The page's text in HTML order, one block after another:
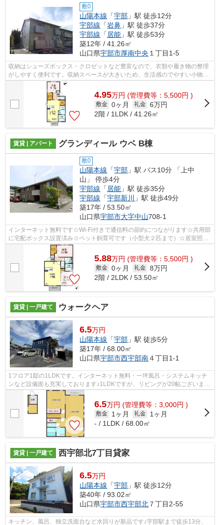
敷0
山陽本線 「宇部 」駅 徒歩12分
宇部線 「岩鼻 」駅 徒歩37分
宇部線 「居能 」駅 徒歩53分
築12年 / 41.26㎡
山口県宇部市厚南中央 １丁目1-5
収納はシューズボックス・クロゼットなど豊富なので、衣類や履き物の整理
がしやすく便利です。収納スペースが大きいため、生活感のでやすい小物類
もすっきりと隠して収納できる洗面化...
4.95万円 (管理費等：5,500円 )
敷金 0ヶ月 礼金 6万円
2階 / 1LDK / 41.26㎡
賃貸 | アパート グランディール ウベ B棟
敷0
山陽本線 「宇部 」駅 バス10分 「上中
山」 停歩4分
宇部線 「 居能 」駅 徒歩35分
宇部線 「宇部新川
」駅 徒歩49分
築17年 / 53.50㎡
山口県宇部市大字中山708-1
インターネット無料です☆Wi-Fi付きで通信料の節約につながります☆共用部
に宅配ボックス設置済み☆ペット飼育可です（小型犬２匹まで）☆居室照
明、ガスコンロ付き☆
5.88万円 (管理費等：5,500円 )
敷金 0ヶ月 礼金 8万円
2階 / 2LDK / 53.50㎡
賃貸 | 一戸建て ウォークヘア
6.5万円
山陽本線 「宇部 」駅 徒歩5分
築17年 / 68.00㎡
山口県宇部市西宇部南４丁目1-1
1フロア1邸の1LDKです。インターネット無料・一坪風呂・システムキッチ
ンなど設備面も充実しております♪1LDKですが、リビングが20帖ございます
ので、ゆとりのある空間となっております！
6.5万円 (管理費等：3,000円 )
敷金 1ヶ月 礼金
1ヶ月
- / 1LDK / 68.00㎡
賃貸 | 一戸建て 西宇部北7丁目貸家
6.5万円
山陽本線 「宇部 」駅 徒歩12分
築40年 / 93.02㎡
山口県宇部市西宇部北 ７丁目2-55
キッチン、風呂、独立洗面台など水回りが新品です♪宇部駅まで徒歩13分、